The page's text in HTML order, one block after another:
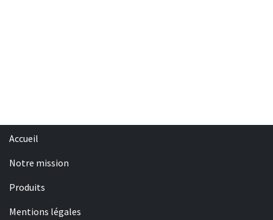
Accueil
Notre mission
Produits
Mentions légales